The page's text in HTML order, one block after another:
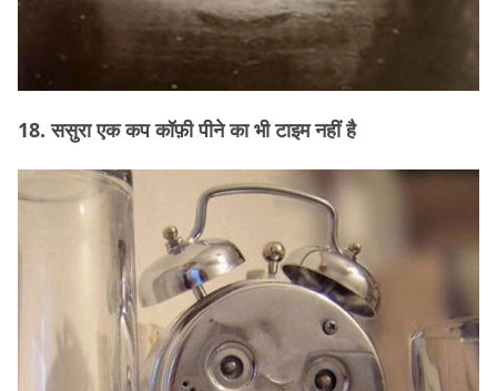
18. ससुरा एक कप कॉफ़ी पीने का भी टाइम नहीं है